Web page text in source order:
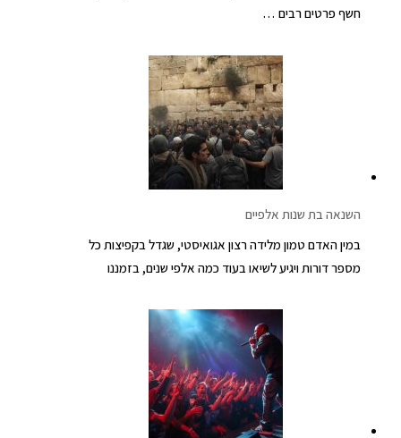
חשף פרטים רבים …
השנאה בת שנות אלפיים
במין האדם טמון מלידה רצון אגואיסטי, שגדל בקפיצות כל
מספר דורות ויגיע לשיאו בעוד כמה אלפי שנים, בזמננו